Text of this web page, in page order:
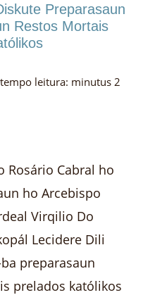
Preparasaun
Restos Mortais
tempo leitura: minutus 2
Rosário Cabral ho
ho Arcebispo
Virqilio Do
Lecidere Dili
preparasaun
prelados katólikos